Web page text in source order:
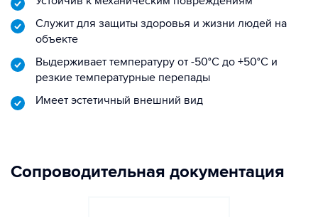
Служит для защиты здоровья и жизни людей на
объекте
Выдерживает температуру от -50°C до +50°C и
резкие температурные перепады
Имеет эстетичный внешний вид
Сопроводительная документация